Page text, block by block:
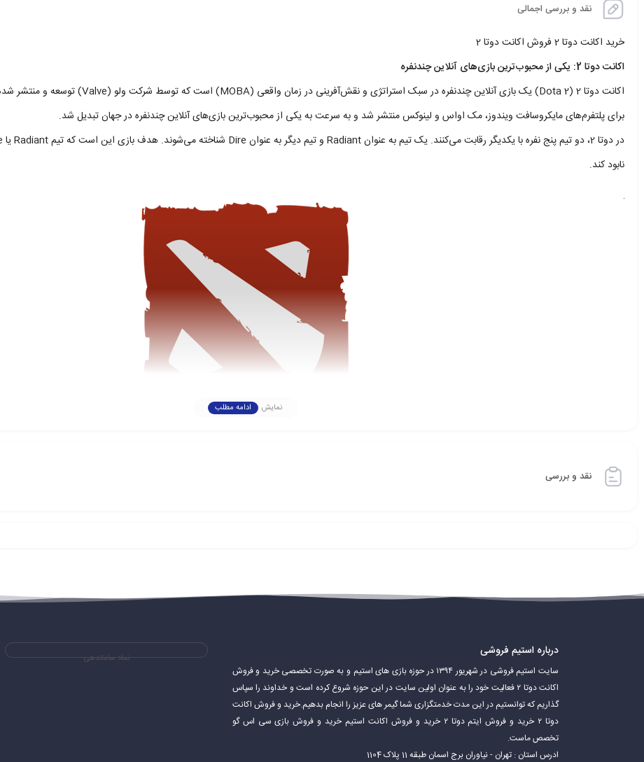
نقد و بررسی اجمالی
خرید اکانت دوتا 2 فروش اکانت دوتا 2
اکانت دوتا 2: یکی از محبوب‌ترین بازی‌های آنلاین چندنفره
برای پلتفرم‌های مایکروسافت ویندوز، مک اواس و لینوکس منتشر شد و به سرعت به یکی از محبوب‌ترین بازی‌های آنلاین چندنفره در جهان تبدیل شد.
نابود کند.
در بازی استفاده کنند.
محبوبیت اکانت دوتا 2
نمایش ادامه مطلب
نقد و بررسی
درباره استیم فروشی
سایت استیم فروشی در شهریور ۱۳۹۴ در حوزه بازی های استیم و به صورت تخصصی خرید و فروش
اکانت دوتا ۲ فعالیت خود را به عنوان اولین سایت در این حوزه شروع کرده است و خداوند را سپاس
گذاریم که توانستیم در این مدت خدمتگزاری شما گیمر های عزیز را انجام بدهیم.خرید و فروش اکانت
دوتا ۲ خرید و فروش ایتم دوتا ۲ خرید و فروش اکانت استیم خرید و فروش بازی سی اس گو
تخصص ماست.
ادرس استان : تهران - نیاوران برج اسمان طبقه 11 پلاک 1104
نماد ساماندهی